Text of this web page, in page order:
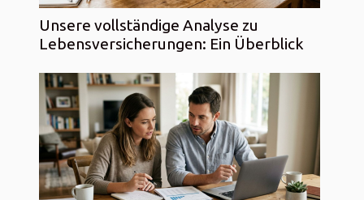
Unsere vollständige Analyse zu
Lebensversicherungen: Ein Überblick